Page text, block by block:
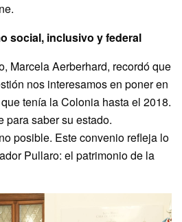
social, inclusivo y federal
Marcela Aerberhard, recordó que
nos interesamos en poner en
tenía la Colonia hasta el 2018.
para saber su estado.
posible. Este convenio refleja lo
Pullaro: el patrimonio de la